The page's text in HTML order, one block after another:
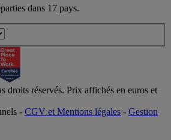
dans 17 pays.
droits réservés. Prix affichés en euros et
- CGV et Mentions légales - Gestion